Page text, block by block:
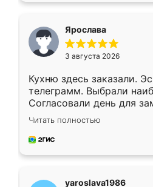
Ярослава
3 августа 2026
Кухню здесь заказали.
телеграмм. Выбрали
Согласовали день для
недели кухня была уже
довольны работой.
мебель за качественную
Читать полностью
yaroslava1986